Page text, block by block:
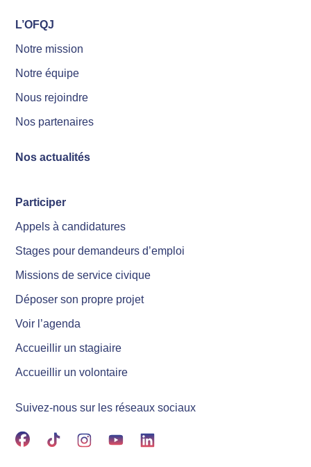
L’OFQJ
Notre mission
Notre équipe
Nous rejoindre
Nos partenaires
Nos actualités
Participer
Appels à candidatures
Stages pour demandeurs d’emploi
Missions de service civique
Déposer son propre projet
Voir l’agenda
Accueillir un stagiaire
Accueillir un volontaire
Suivez-nous sur les réseaux sociaux